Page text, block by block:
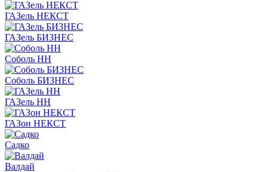
ГАЗель НЕКСТ
ГАЗель БИЗНЕС
Соболь НН
Соболь БИЗНЕС
ГАЗель НН
ГАЗон НЕКСТ
Садко
Валдай